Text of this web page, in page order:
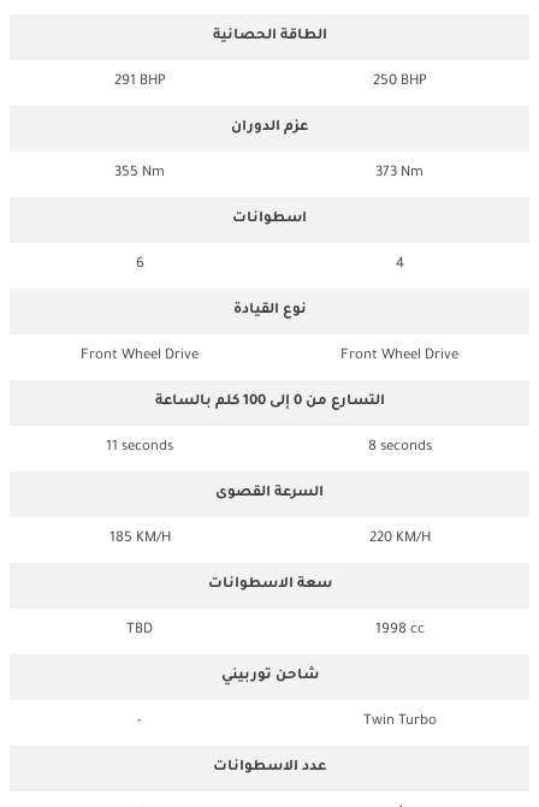
الطاقة الحصانية
250 BHP
291 BHP
عزم الدوران
373 Nm
355 Nm
اسطوانات
4
6
نوع القيادة
Front Wheel Drive
Front Wheel Drive
التسارع من 0 إلى 100 كلم بالساعة
8 seconds
11 seconds
السرعة القصوى
220 KM/H
185 KM/H
سعة الاسطوانات
1998 cc
TBD
شاحن توربيني
Twin Turbo
-
عدد الاسطوانات